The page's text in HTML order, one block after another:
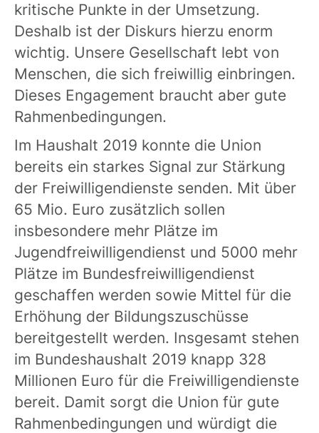
kritische Punkte in der Umsetzung.
Deshalb ist der Diskurs hierzu enorm
wichtig. Unsere Gesellschaft lebt von
Menschen, die sich freiwillig einbringen.
Dieses Engagement braucht aber gute
Rahmenbedingungen.
Im Haushalt 2019 konnte die Union
bereits ein starkes Signal zur Stärkung
der Freiwilligendienste senden. Mit über
65 Mio. Euro zusätzlich sollen
insbesondere mehr Plätze im
Jugendfreiwilligendienst und 5000 mehr
Plätze im Bundesfreiwilligendienst
geschaffen werden sowie Mittel für die
Erhöhung der Bildungszuschüsse
bereitgestellt werden. Insgesamt stehen
im Bundeshaushalt 2019 knapp 328
Millionen Euro für die Freiwilligendienste
bereit. Damit sorgt die Union für gute
Rahmenbedingungen und würdigt die